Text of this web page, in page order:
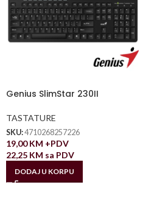
Genius SlimStar 230II
TASTATURE
SKU:4710268257226
19,00KM +PDV
22,25 KM sa PDV
DODAJ U KORPU